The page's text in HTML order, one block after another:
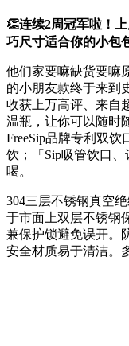
👏连续2周冠军啦！
巧尺寸适合你的小包
他们家要嘛缺货要嘛
的小朋友款终于来到
收获上万高评、来自
温瓶，让你可以随时
FreeSip品牌专利双
饮；「Sip吸管饮口
喝。
304三层不锈钢真空
于市面上双层不锈钢
兼保护锁避免误开。
安全材质易于清洁。